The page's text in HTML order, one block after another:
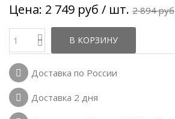
Цена: 2 749 руб / шт. 2 894 руб
В КОРЗИНУ
Доставка по России
Доставка 2 дня